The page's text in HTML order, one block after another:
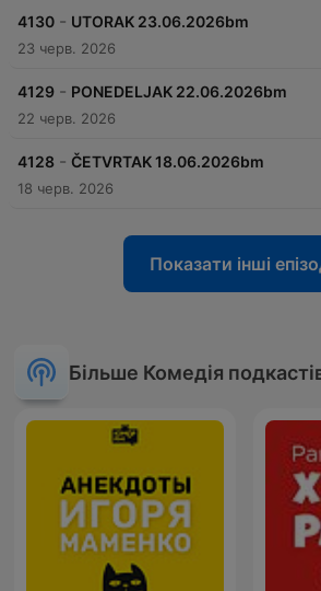
4130 - UTORAK 23.06.2026bm
23 черв. 2026
4129 - PONEDELJAK 22.06.2026bm
22 черв. 2026
4128 - ČETVRTAK 18.06.2026bm
18 черв. 2026
Показати інші
Більше Комедія